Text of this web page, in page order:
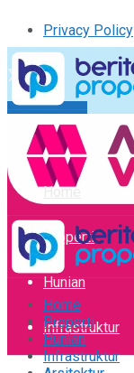
Privacy Policy
Kirim Tulisan
Tulisan Saya
Logout
Home
Properti
Hunian
Infrastruktur
Home
Properti
Hunian
Infrastruktur